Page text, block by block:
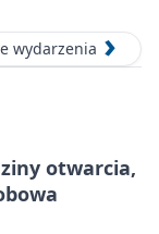
wydarzenia
otwarcia,